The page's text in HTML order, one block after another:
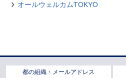
オールウェルカムTOKYO
都の組織・メールアドレス